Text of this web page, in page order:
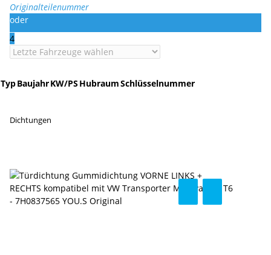
Originalteilenummer
oder
4
TypBaujahrKW/PS HubraumSchlüsselnummer
Dichtungen